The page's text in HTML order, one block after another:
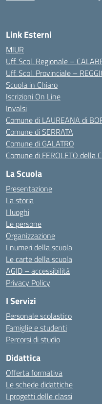
Link Esterni
MIUR
Uff. Scol. Regionale –
Uff. Scol. Provinciale –
Scuola in Chiaro
Iscrizioni On Line
Invalsi
Comune di LAUREANA di
Comune di SERRATA
Comune di GALATRO
Comune di FEROLETO della
La Scuola
Presentazione
La storia
I luoghi
Le persone
Organizzazione
I numeri della scuola
Le carte della scuola
AGID – accessibilità
Privacy Policy
I Servizi
Personale scolastico
Famiglie e studenti
Percorsi di studio
Didattica
Offerta formativa
Le schede didattiche
I progetti delle classi